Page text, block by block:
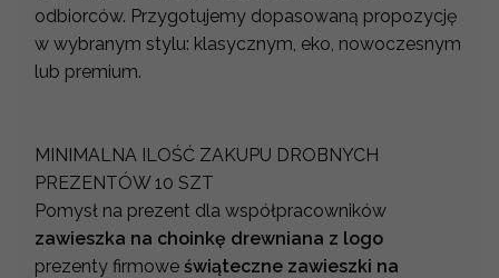
odbiorców. Przygotujemy dopasowaną propozycję
w wybranym stylu: klasycznym, eko, nowoczesnym
lub premium.
MINIMALNA ILOŚĆ ZAKUPU DROBNYCH
PREZENTÓW 10 SZT
Pomysł na prezent dla współpracowników
zawieszka na choinkę drewniana z logo
prezenty firmowe świąteczne zawieszki na